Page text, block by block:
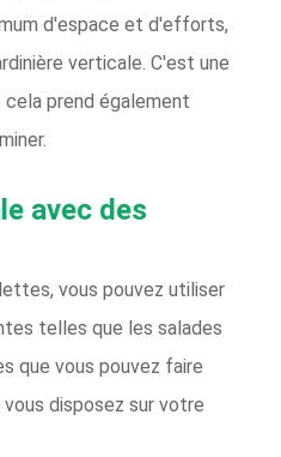
d'espace et d'efforts,
verticale. C'est une
prend également
avec des
vous pouvez utiliser
telles que les salades
que vous pouvez faire
disposez sur votre